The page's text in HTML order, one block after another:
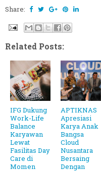
Share:
Related Posts:
IFG Dukung
Work-Life
Balance
Karyawan
Lewat
Fasilitas Day
Care di
Momen
APTIKNAS
Apresiasi
Karya Anak
Bangsa
Cloud
Nusantara
Bersaing
Dengan